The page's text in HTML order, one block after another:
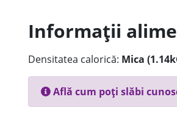
Informații
Densitatea calorică: Mica
Află cum poți slăbi